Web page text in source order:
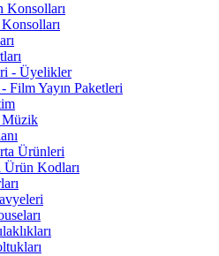
Konsolları
- Üyelikler
Film Yayın Paketleri
Müzik
Ürünleri
Kodları